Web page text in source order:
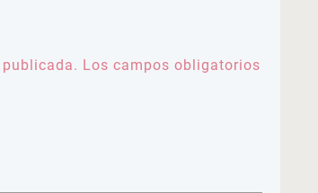
Los campos obligatorios